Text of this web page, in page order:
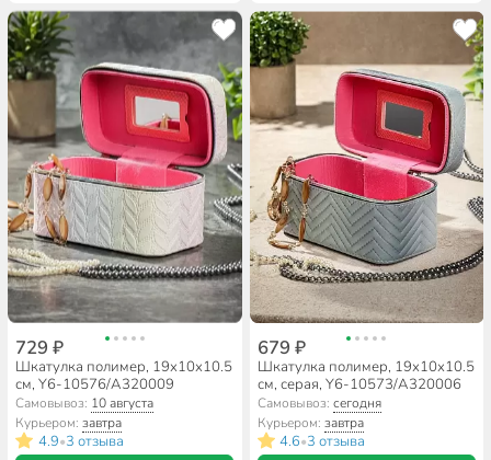
729 ₽
Шкатулка полимер, 19х10х10.5
см, Y6-10576/A320009
Самовывоз: 10 августа
Курьером:завтра
4.9•3 отзыва
679 ₽
Шкатулка полимер, 19х10х10.5
см, серая, Y6-10573/A320006
Самовывоз: сегодня
Курьером: завтра
4.6•3 отзыва